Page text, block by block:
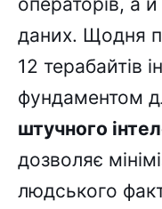
даних. Щодня
12 терабайтів
фундаментом
штучного
дозволяє
людського